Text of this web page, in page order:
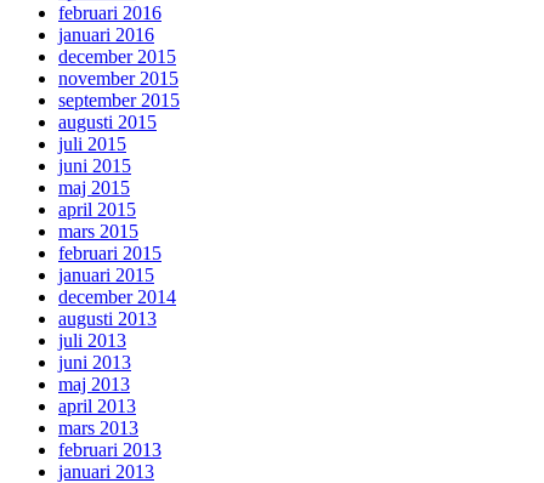
februari 2016
januari 2016
december 2015
november 2015
september 2015
augusti 2015
juli 2015
juni 2015
maj 2015
april 2015
mars 2015
februari 2015
januari 2015
december 2014
augusti 2013
juli 2013
juni 2013
maj 2013
april 2013
mars 2013
februari 2013
januari 2013